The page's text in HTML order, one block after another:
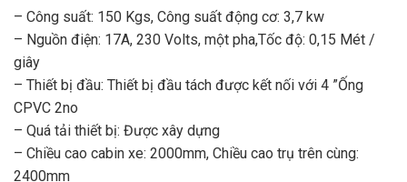
– Công suất: 150 Kgs, Công suất động cơ: 3,7 kw
– Nguồn điện: 17A, 230 Volts, một pha,Tốc độ: 0,15 Mét /
giây
– Thiết bị đầu: Thiết bị đầu tách được kết nối với 4 ”Ống
CPVC 2no
– Quá tải thiết bị: Được xây dựng
– Chiều cao cabin xe: 2000mm, Chiều cao trụ trên cùng:
2400mm